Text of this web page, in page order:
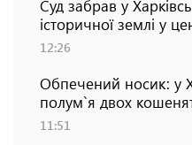
Суд забрав у
історичної землі у
12:26
Обпечений носик: у
полум`я двох
11:51